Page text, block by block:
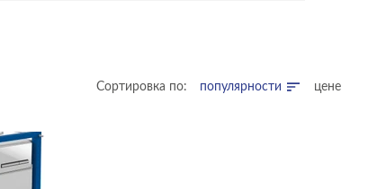
Сортировка по: популярности цене